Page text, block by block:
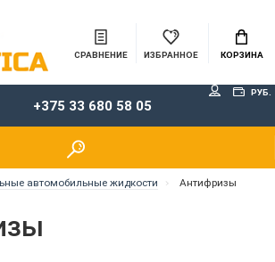
СРАВНЕНИЕ ИЗБРАННОЕ КОРЗИНА
+375 33 680 58 05
РУБ.
автомобильные жидкости Антифризы